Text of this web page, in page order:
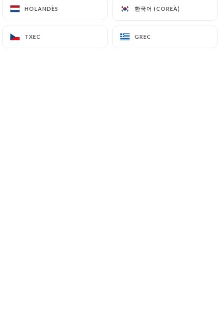
HOLANDÈS 한국어 (COREÀ)
TXEC GREC
HOLANDÈS 한국어 (COREÀ)
TXEC GREC